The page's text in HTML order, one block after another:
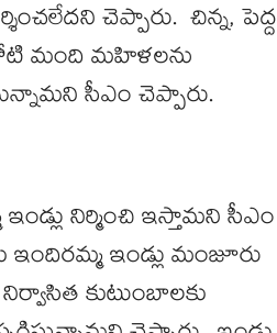
చెప్పారు. చిన్న, పెద్ద
మంది మహిళలను
సీఎం చెప్పారు.
నిర్మించి ఇస్తామని సీఎం
ఇందిరమ్మ ఇండ్లు మంజూరు
కుటుంబాలకు